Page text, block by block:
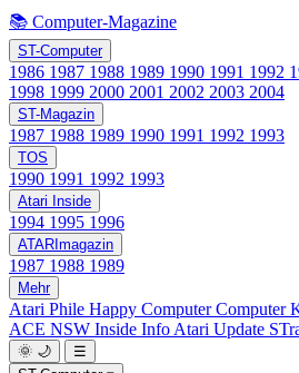
📚 Computer-Magazine
ST-Computer
1986 1987 1988 1989 1990 1991 1992
1998 1999 2000 2001 2002 2003 2004
ST-Magazin
1987 1988 1989 1990 1991 1992 1993
TOS
1990 1991 1992 1993
Atari Inside
1994 1995 1996
ATARImagazin
1987 1988 1989
Mehr
Atari Phile Happy ComputerComputer
ACE NSW Inside Info Atari Update
🌞 🌙
☰